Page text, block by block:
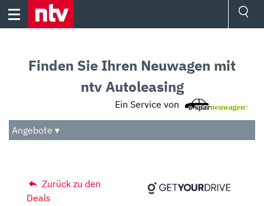
Skip
Audio
Das Beste
Finden Sie Ihren Neuwagen mit
ntv Autoleasing
Ein Service von
Angebote ▾
Zurück zu den
Deals